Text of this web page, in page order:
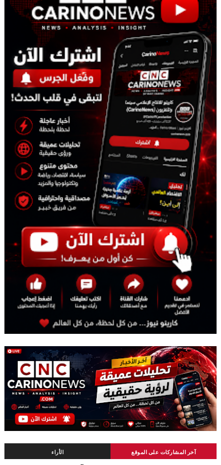
آخر المشاركات على الموقع الأراء